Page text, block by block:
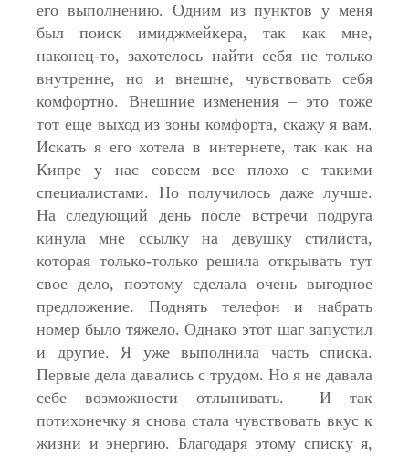
его выполнению. Одним из пунктов у меня
был поиск имиджмейкера, так как мне,
наконец-то, захотелось найти себя не только
внутренне, но и внешне, чувствовать себя
комфортно. Внешние изменения – это тоже
тот еще выход из зоны комфорта, скажу я вам.
Искать я его хотела в интернете, так как на
Кипре у нас совсем все плохо с такими
специалистами. Но получилось даже лучше.
На следующий день после встречи подруга
кинула мне ссылку на девушку стилиста,
которая только-только решила открывать тут
свое дело, поэтому сделала очень выгодное
предложение. Поднять телефон и набрать
номер было тяжело. Однако этот шаг запустил
и другие. Я уже выполнила часть списка.
Первые дела давались с трудом. Но я не давала
себе возможности отлынивать. И так
потихонечку я снова стала чувствовать вкус к
жизни и энергию. Благодаря этому списку я,